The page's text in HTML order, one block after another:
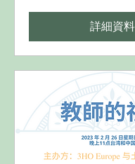
詳細資料